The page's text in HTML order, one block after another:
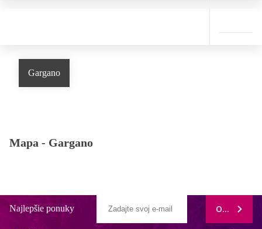
Gargano
Mapa - Gargano
Najlepšie ponuky ODOBERAŤ